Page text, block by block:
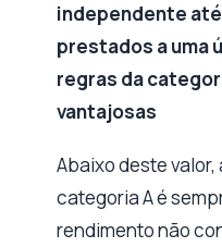
independente
prestados a uma
regras da
vantajosas
Abaixo deste
categoria A é
rendimento não